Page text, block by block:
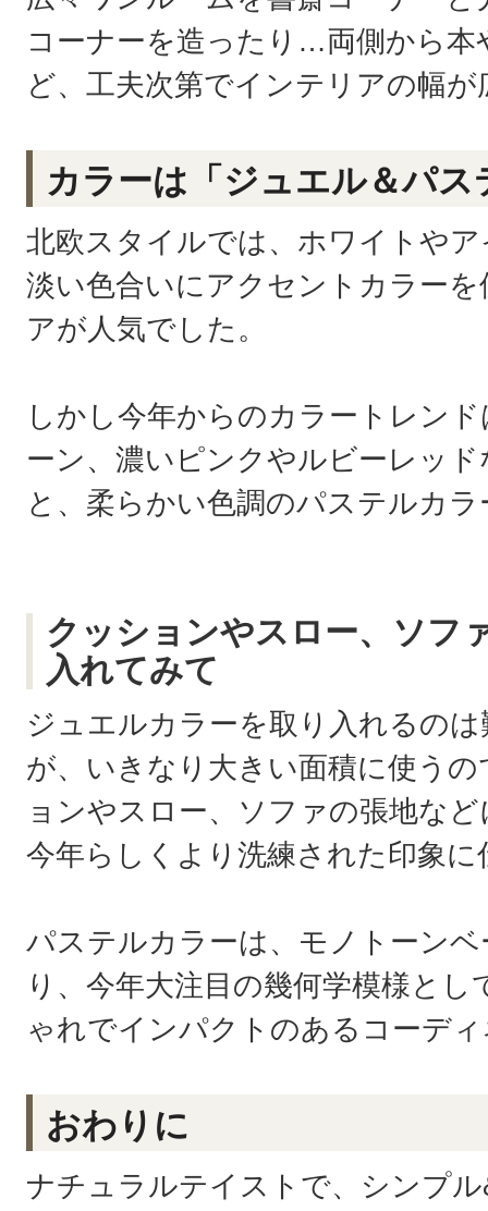
コーナーを造ったり…両側から
ど、工夫次第でインテリアの幅
カラーは「ジュエル＆パス
北欧スタイルでは、ホワイトや
淡い色合いにアクセントカラー
アが人気でした。
しかし今年からのカラートレン
ーン、濃いピンクやルビーレッ
と、柔らかい色調のパステルカ
クッションやスロー、ソフ
入れてみて
ジュエルカラーを取り入れるの
が、いきなり大きい面積に使う
ョンやスロー、ソファの張地な
今年らしくより洗練された印象に
パステルカラーは、モノトーン
り、今年大注目の幾何学模様と
ゃれでインパクトのあるコーデ
おわりに
ナチュラルテイストで、シンプ